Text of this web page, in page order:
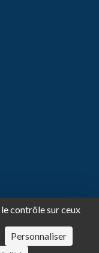
de confidentialité
contrôle sur ceux
Personnaliser